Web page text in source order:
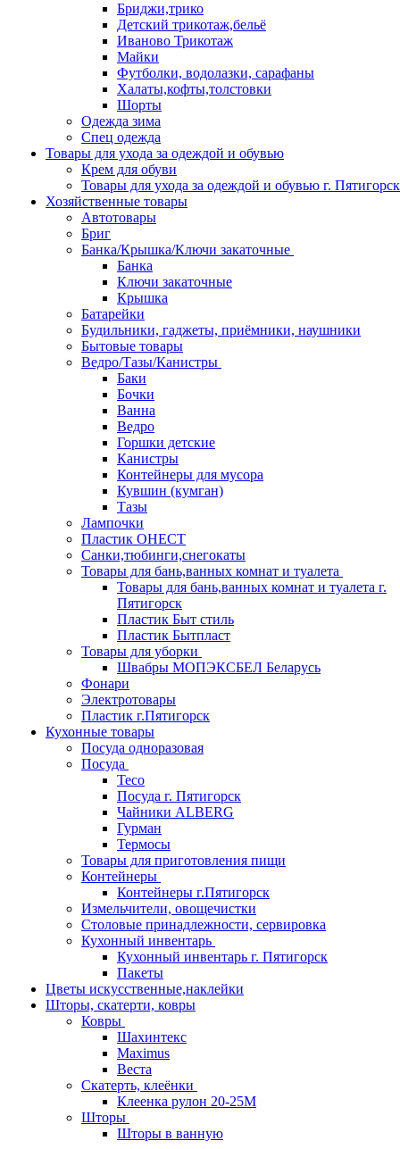
Бриджи,трико
Детский трикотаж,бельё
Иваново Трикотаж
Майки
Футболки, водолазки, сарафаны
Халаты,кофты,толстовки
Шорты
Одежда зима
Спец одежда
Товары для ухода за одеждой и обувью
Крем для обуви
Товары для ухода за одеждой и обувью г. Пятигорск
Хозяйственные товары
Автотовары
Бриг
Банка/Крышка/Ключи закаточные
Банка
Ключи закаточные
Крышка
Батарейки
Будильники, гаджеты, приёмники, наушники
Бытовые товары
Ведро/Тазы/Канистры
Баки
Бочки
Ванна
Ведро
Горшки детские
Канистры
Контейнеры для мусора
Кувшин (кумган)
Тазы
Лампочки
Пластик ОНЕСТ
Санки,тюбинги,снегокаты
Товары для бань,ванных комнат и туалета
Товары для бань,ванных комнат и туалета г.
Пятигорск
Пластик Быт стиль
Пластик Бытпласт
Товары для уборки
Швабры МОПЭКСБЕЛ Беларусь
Фонари
Электротовары
Пластик г.Пятигорск
Кухонные товары
Посуда одноразовая
Посуда
Teco
Посуда г. Пятигорск
Чайники ALBERG
Гурман
Термосы
Товары для приготовления пищи
Контейнеры
Контейнеры г.Пятигорск
Измельчители, овощечистки
Столовые принадлежности, сервировка
Кухонный инвентарь
Кухонный инвентарь г. Пятигорск
Пакеты
Цветы искусственные,наклейки
Шторы, скатерти, ковры
Ковры
Шахинтекс
Maximus
Веста
Скатерть, клеёнки
Клеенка рулон 20-25М
Шторы
Шторы в ванную